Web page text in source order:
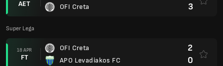
AET
OFI Creta
3
Super Lega
18 APR
FT
OFI Creta
APO Levadiakos FC
2
0